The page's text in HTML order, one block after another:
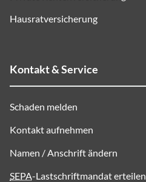
Hausratversicherung
Kontakt & Service
Schaden melden
Kontakt aufnehmen
Namen / Anschrift ändern
SEPA-Lastschriftmandat erteilen